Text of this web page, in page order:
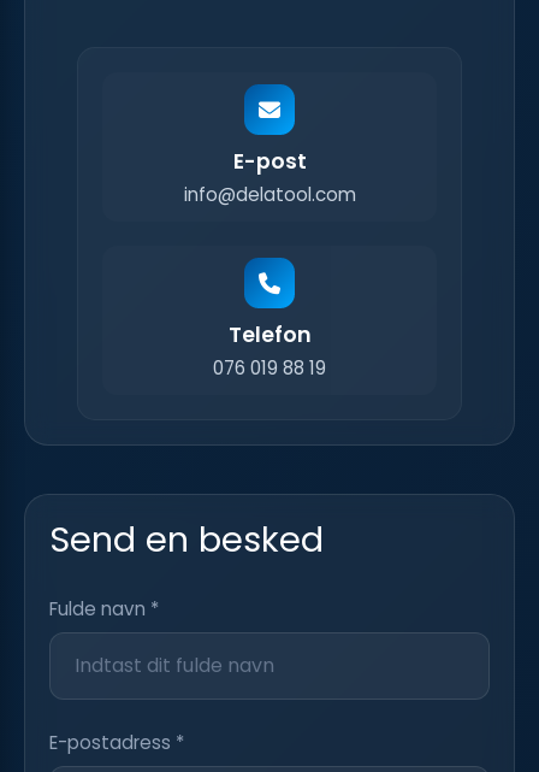
E-post
info@delatool.com
Telefon
076 019 88 19
Send en besked
Fulde navn *
E-postadress *